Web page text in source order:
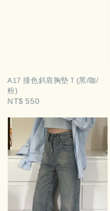
A17 撞色斜肩胸墊Ｔ(黑/咖/
粉)
Regular
NT$ 550